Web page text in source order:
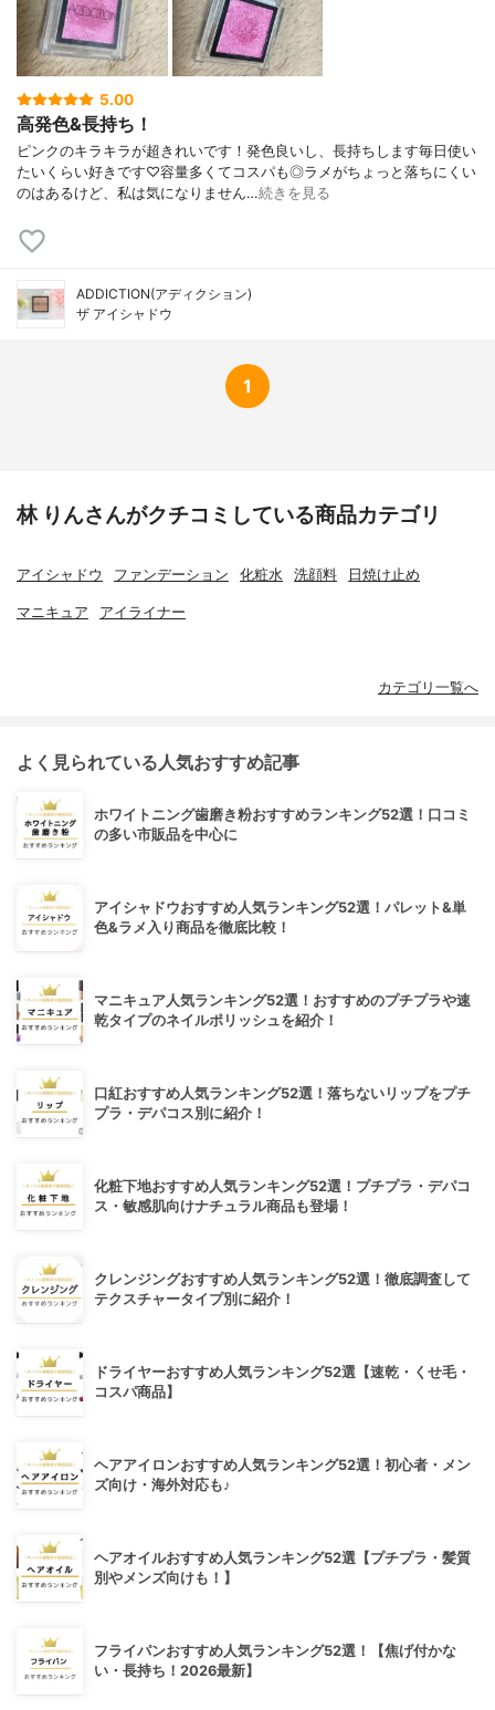
5.00
高発色&長持ち！
ピンクのキラキラが超きれいです！発色良いし、長持ちします毎日使い
たいくらい好きです♡容量多くてコスパも◎ラメがちょっと落ちにくい
のはあるけど、私は気になりません…続きを見る
ADDICTION(アディクション)
ザ アイシャドウ
1
林 りんさんがクチコミしている商品カテゴリ
アイシャドウ ファンデーション 化粧水 洗顔料 日焼け止め
マニキュア アイライナー
カテゴリ一覧へ
よく見られている人気おすすめ記事
ホワイトニング歯磨き粉おすすめランキング52選！口コミ
の多い市販品を中心に
アイシャドウおすすめ人気ランキング52選！パレット&単
色&ラメ入り商品を徹底比較！
マニキュア人気ランキング52選！おすすめのプチプラや速
乾タイプのネイルポリッシュを紹介！
口紅おすすめ人気ランキング52選！落ちないリップをプチ
プラ・デパコス別に紹介！
化粧下地おすすめ人気ランキング52選！プチプラ・デパコ
ス・敏感肌向けナチュラル商品も登場！
クレンジングおすすめ人気ランキング52選！徹底調査して
テクスチャータイプ別に紹介！
ドライヤーおすすめ人気ランキング52選【速乾・くせ毛・
コスパ商品】
ヘアアイロンおすすめ人気ランキング52選！初心者・メン
ズ向け・海外対応も♪
ヘアオイルおすすめ人気ランキング52選【プチプラ・髪質
別やメンズ向けも！】
フライパンおすすめ人気ランキング52選！【焦げ付かな
い・長持ち！2026最新】